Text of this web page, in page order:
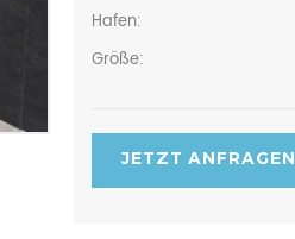
Hafen:
Größe:
JETZT ANFRAGEN